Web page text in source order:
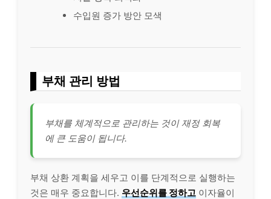
수입원 증가 방안 모색
부채 관리 방법
부채를 체계적으로 관리하는 것이 재정 회복
에 큰 도움이 됩니다.
부채 상환 계획을 세우고 이를 단계적으로 실행하는
것은 매우 중요합니다. 우선순위를 정하고 이자율이